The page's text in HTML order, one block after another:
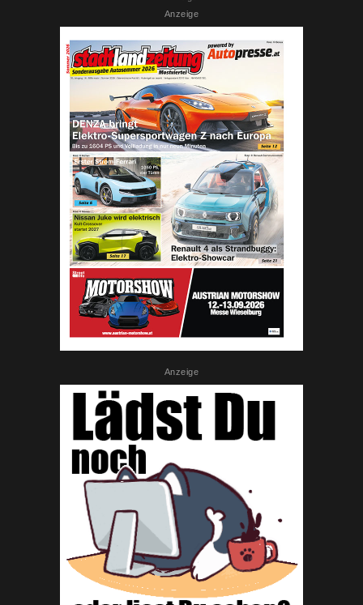
Anzeige
Anzeige